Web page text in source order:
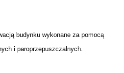
budynku wykonane za pomocą
i paroprzepuszczalnych.